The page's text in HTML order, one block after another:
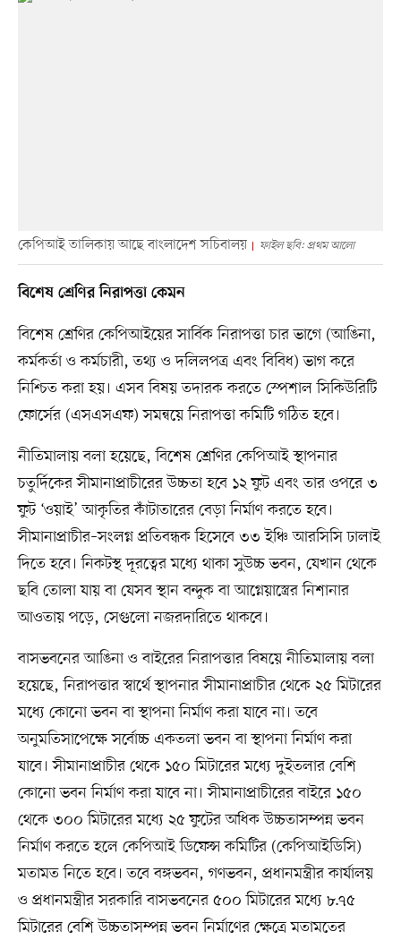
কেপিআই তালিকায় আছে বাংলাদেশ সচিবালয় ফাইল ছবি: প্রথম আলো
বিশেষ শ্রেণির নিরাপত্তা কেমন
বিশেষ শ্রেণির কেপিআইয়ের সার্বিক নিরাপত্তা চার ভাগে (আঙিনা,
কর্মকর্তা ও কর্মচারী, তথ্য ও দলিলপত্র এবং বিবিধ) ভাগ করে
নিশ্চিত করা হয়। এসব বিষয় তদারক করতে স্পেশাল সিকিউরিটি
ফোর্সের (এসএসএফ) সমন্বয়ে নিরাপত্তা কমিটি গঠিত হবে।
নীতিমালায় বলা হয়েছে, বিশেষ শ্রেণির কেপিআই স্থাপনার
চতুর্দিকের সীমানাপ্রাচীরের উচ্চতা হবে ১২ ফুট এবং তার ওপরে ৩
ফুট ‘ওয়াই’ আকৃতির কাঁটাতারের বেড়া নির্মাণ করতে হবে।
সীমানাপ্রাচীর–সংলগ্ন প্রতিবন্ধক হিসেবে ৩৩ ইঞ্চি আরসিসি ঢালাই
দিতে হবে। নিকটস্থ দূরত্বের মধ্যে থাকা সুউচ্চ ভবন, যেখান থেকে
ছবি তোলা যায় বা যেসব স্থান বন্দুক বা আগ্নেয়াস্ত্রের নিশানার
আওতায় পড়ে, সেগুলো নজরদারিতে থাকবে।
বাসভবনের আঙিনা ও বাইরের নিরাপত্তার বিষয়ে নীতিমালায় বলা
হয়েছে, নিরাপত্তার স্বার্থে স্থাপনার সীমানাপ্রাচীর থেকে ২৫ মিটারের
মধ্যে কোনো ভবন বা স্থাপনা নির্মাণ করা যাবে না। তবে
অনুমতিসাপেক্ষে সর্বোচ্চ একতলা ভবন বা স্থাপনা নির্মাণ করা
যাবে। সীমানাপ্রাচীর থেকে ১৫০ মিটারের মধ্যে দুইতলার বেশি
কোনো ভবন নির্মাণ করা যাবে না। সীমানাপ্রাচীরের বাইরে ১৫০
থেকে ৩০০ মিটারের মধ্যে ২৫ ফুটের অধিক উচ্চতাসম্পন্ন ভবন
নির্মাণ করতে হলে কেপিআই ডিফেন্স কমিটির (কেপিআইডিসি)
মতামত নিতে হবে। তবে বঙ্গভবন, গণভবন, প্রধানমন্ত্রীর কার্যালয়
ও প্রধানমন্ত্রীর সরকারি বাসভবনের ৫০০ মিটারের মধ্যে ৮.৭৫
মিটারের বেশি উচ্চতাসম্পন্ন ভবন নির্মাণের ক্ষেত্রে মতামতের